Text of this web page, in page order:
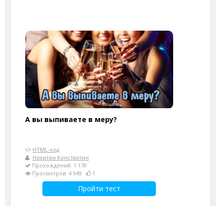
А вы выпиваете в меру?
HTML-код
Никитин Константин
Прохождений: 1 170
Просмотров: 4 949
1
Пройти тест